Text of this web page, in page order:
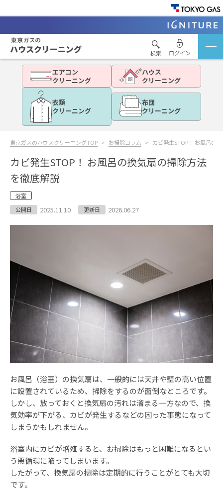
検索 ログイン
エアコン
クリーニング
ハウス
クリーニング
衣類
クリーニング
布団
クリーニング
東京ガスのハウスクリーニングTOP お掃除コラム カビ発生STOP！ お風呂の
カビ発生STOP！ お風呂の換気扇の掃除方法
を徹底解説
浴室
公開日
2025.11.10 更新日 2026.06.27
お風呂（浴室）の換気扇は、一般的には天井や壁の高い位置
に設置されているため、掃除をするのが面倒なところです。
しかし、放っておくと換気扇の汚れは溜まる一方なので、換
気効率が下がる、カビが発生するなどの困った事態になって
しまうかもしれません。
浴室内にカビが増殖すると、お掃除はもっと困難になるとい
う悪循環に陥ってしまいます。
したがって、換気扇の掃除は定期的に行うことがとても大切
です。